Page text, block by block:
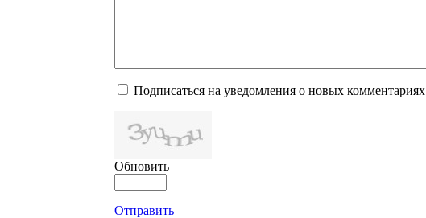
Подписаться на уведомления о новых комментариях
Обновить
Отправить